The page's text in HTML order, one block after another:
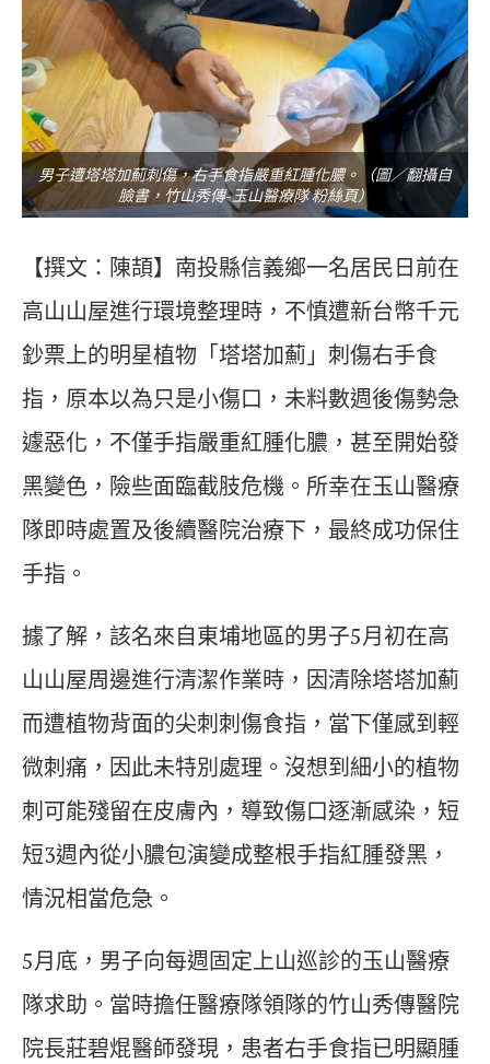
男子遭塔塔加薊刺傷，右手食指嚴重紅腫化膿。（圖／翻攝自
臉書，竹山秀傳-玉山醫療隊 粉絲頁）
【撰文：陳頡】南投縣信義鄉一名居民日前在
高山山屋進行環境整理時，不慎遭新台幣千元
鈔票上的明星植物「塔塔加薊」刺傷右手食
指，原本以為只是小傷口，未料數週後傷勢急
遽惡化，不僅手指嚴重紅腫化膿，甚至開始發
黑變色，險些面臨截肢危機。所幸在玉山醫療
隊即時處置及後續醫院治療下，最終成功保住
手指。
據了解，該名來自東埔地區的男子5月初在高
山山屋周邊進行清潔作業時，因清除塔塔加薊
而遭植物背面的尖刺刺傷食指，當下僅感到輕
微刺痛，因此未特別處理。沒想到細小的植物
刺可能殘留在皮膚內，導致傷口逐漸感染，短
短3週內從小膿包演變成整根手指紅腫發黑，
情況相當危急。
5月底，男子向每週固定上山巡診的玉山醫療
隊求助。當時擔任醫療隊領隊的竹山秀傳醫院
院長莊碧焜醫師發現，患者右手食指已明顯腫